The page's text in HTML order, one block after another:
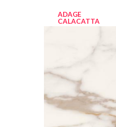
ADAGE
CALACATTA